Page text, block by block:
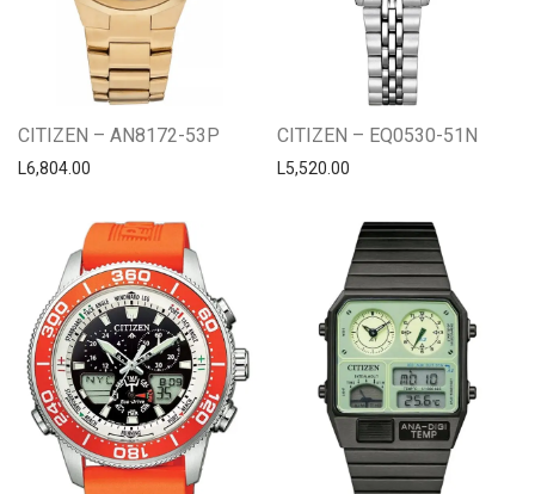
CITIZEN – AN8172-53P
L6,804.00
CITIZEN – EQ0530-51N
L5,520.00